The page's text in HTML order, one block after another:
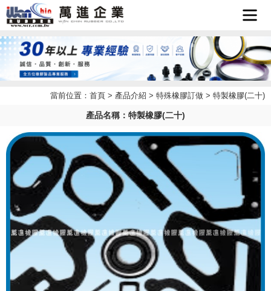
首頁
企業簡
最新消
息
產品介
聯絡我
們
LINE
客服
當前位置： 首頁 > 產品介紹 > 特殊橡膠訂做 > 特製橡膠(二十)
產品名稱：特製橡膠(二十)